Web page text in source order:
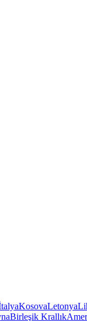
KosovaLetonya
Birleşik Krallık